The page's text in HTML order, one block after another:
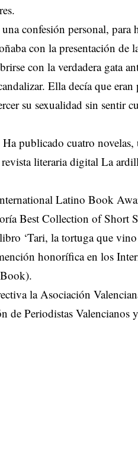
confesión personal,
con la presentación
con la verdadera gata
Ella decía que
su sexualidad sin sentir
publicado cuatro
literaria digitalLa
Latino Book
Best Collection of Short
‘Tari, la tortuga que
honorífica en los
la Asociación
de Periodistas Valencianos